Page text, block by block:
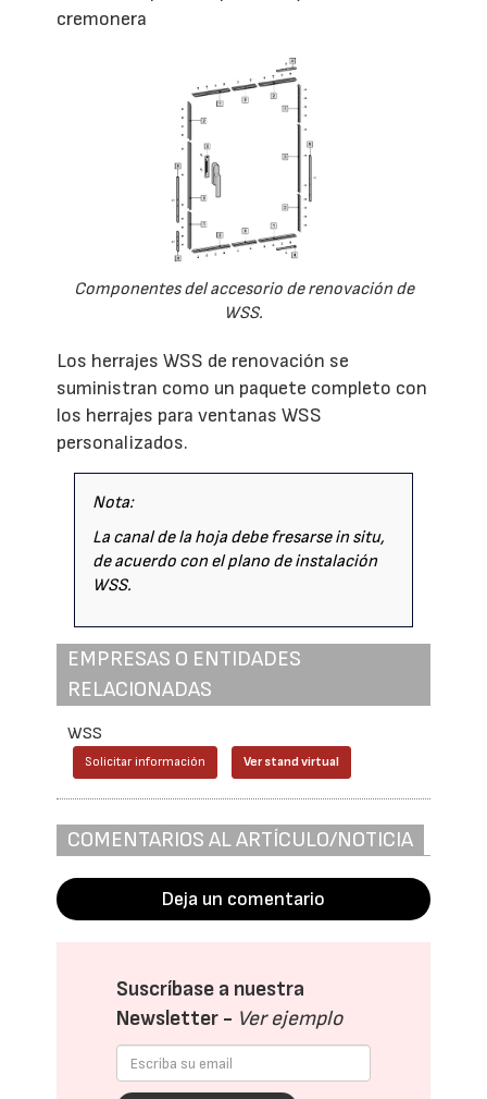
cremonera
Componentes del accesorio de renovación de
WSS.
Los herrajes WSS de renovación se
suministran como un paquete completo con
los herrajes para ventanas WSS
personalizados.
Nota:
La canal de la hoja debe fresarse in situ,
de acuerdo con el plano de instalación
WSS.
EMPRESAS O ENTIDADES
RELACIONADAS
WSS
Solicitar información Ver stand virtual
COMENTARIOS AL ARTÍCULO/NOTICIA
Deja un comentario
Suscríbase a nuestra
Newsletter - Ver ejemplo